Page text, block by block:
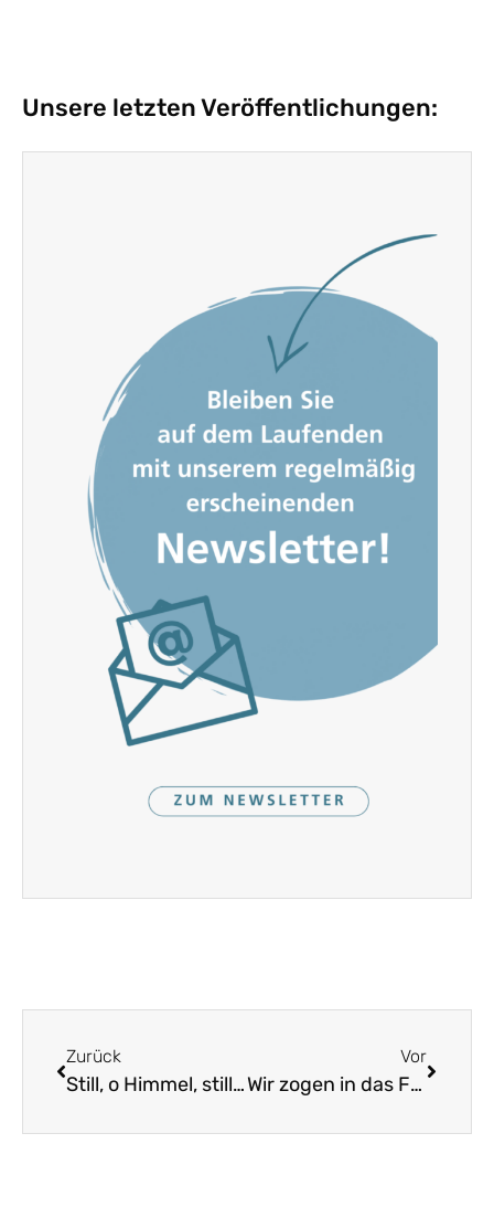
Unsere letzten Veröffentlichungen:
Zurück
Still, o Himmel, still, o Erden
Vor
Wir zogen in das Feld